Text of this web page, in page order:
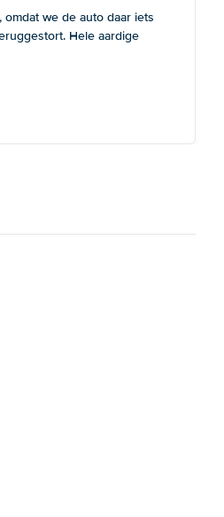
we de auto daar iets
Hele aardige